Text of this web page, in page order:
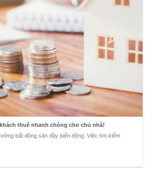
thuê nhanh chóng cho chủ nhà!
bất động sản đầy biến động. Việc tìm kiếm